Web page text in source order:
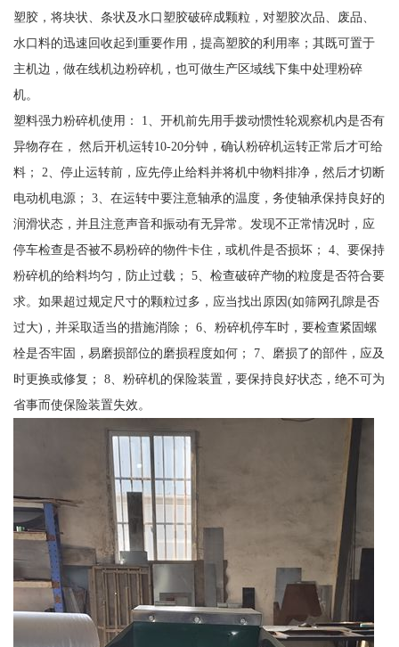
塑胶，将块状、条状及水口塑胶破碎成颗粒，对塑胶次品、废品、
水口料的迅速回收起到重要作用，提高塑胶的利用率；其既可置于
主机边，做在线机边粉碎机，也可做生产区域线下集中处理粉碎
机。
塑料强力粉碎机使用： 1、开机前先用手拨动惯性轮观察机内是否有
异物存在， 然后开机运转10-20分钟，确认粉碎机运转正常后才可给
料； 2、停止运转前，应先停止给料并将机中物料排净，然后才切断
电动机电源； 3、在运转中要注意轴承的温度，务使轴承保持良好的
润滑状态，并且注意声音和振动有无异常。发现不正常情况时，应
停车检查是否被不易粉碎的物件卡住，或机件是否损坏； 4、要保持
粉碎机的给料均匀，防止过载； 5、检查破碎产物的粒度是否符合要
求。如果超过规定尺寸的颗粒过多，应当找出原因(如筛网孔隙是否
过大)，并采取适当的措施消除； 6、粉碎机停车时，要检查紧固螺
栓是否牢固，易磨损部位的磨损程度如何； 7、磨损了的部件，应及
时更换或修复； 8、粉碎机的保险装置，要保持良好状态，绝不可为
省事而使保险装置失效。